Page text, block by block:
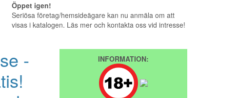
Öppet igen!
Seriösa företag/hemsideägare kan nu anmäla om att
visas i katalogen. Läs mer och kontakta oss vid intresse!
-
INFORMATION: